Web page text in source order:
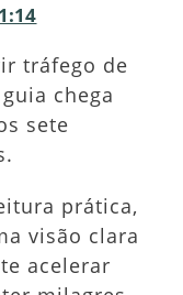
De
2025
tráfego de
chega
sete
prática,
visão clara
acelerar